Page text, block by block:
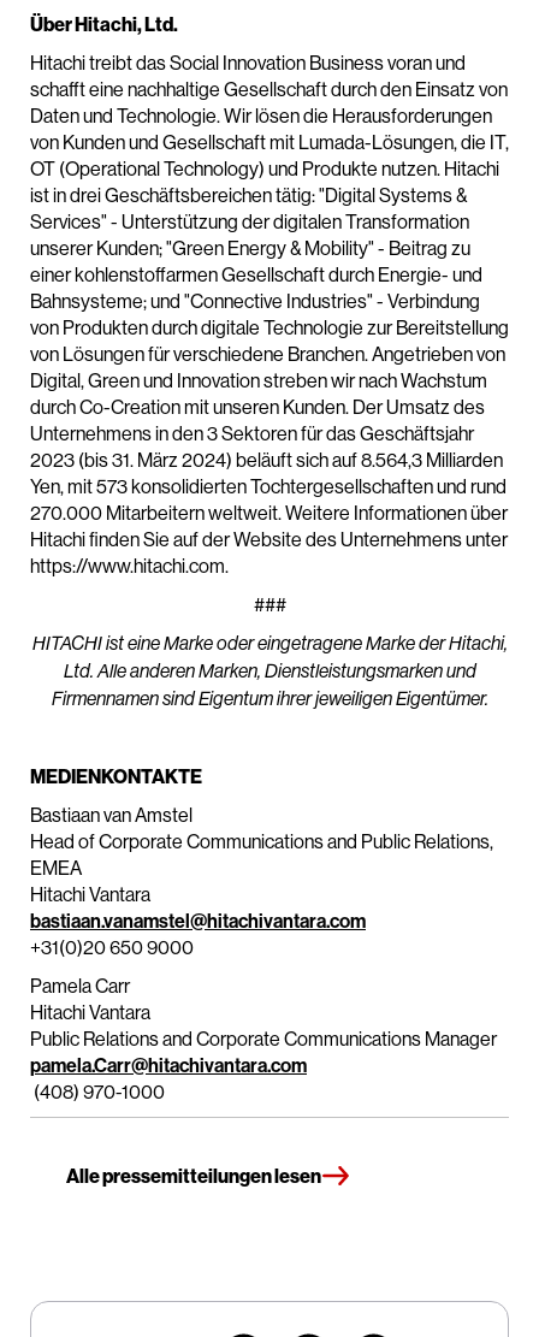
Über Hitachi, Ltd.
Hitachi treibt das Social Innovation Business voran und
schafft eine nachhaltige Gesellschaft durch den Einsatz von
Daten und Technologie. Wir lösen die Herausforderungen
von Kunden und Gesellschaft mit Lumada-Lösungen, die IT,
OT (Operational Technology) und Produkte nutzen. Hitachi
ist in drei Geschäftsbereichen tätig: "Digital Systems &
Services" - Unterstützung der digitalen Transformation
unserer Kunden; "Green Energy & Mobility" - Beitrag zu
einer kohlenstoffarmen Gesellschaft durch Energie- und
Bahnsysteme; und "Connective Industries" - Verbindung
von Produkten durch digitale Technologie zur Bereitstellung
von Lösungen für verschiedene Branchen. Angetrieben von
Digital, Green und Innovation streben wir nach Wachstum
durch Co-Creation mit unseren Kunden. Der Umsatz des
Unternehmens in den 3 Sektoren für das Geschäftsjahr
2023 (bis 31. März 2024) beläuft sich auf 8.564,3 Milliarden
Yen, mit 573 konsolidierten Tochtergesellschaften und rund
270.000 Mitarbeitern weltweit. Weitere Informationen über
Hitachi finden Sie auf der Website des Unternehmens unter
https://www.hitachi.com.
###
HITACHI ist eine Marke oder eingetragene Marke der Hitachi,
Ltd. Alle anderen Marken, Dienstleistungsmarken und
Firmennamen sind Eigentum ihrer jeweiligen Eigentümer.
MEDIENKONTAKTE
Bastiaan van Amstel
Head of Corporate Communications and Public Relations,
EMEA
Hitachi Vantara
bastiaan.vanamstel@hitachivantara.com
+31(0)20 650 9000
Pamela Carr
Hitachi Vantara
Public Relations and Corporate Communications Manager
pamela.Carr@hitachivantara.com
(408) 970-1000
Alle pressemitteilungen lesen